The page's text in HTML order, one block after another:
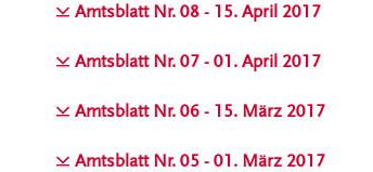
Amtsblatt Nr. 08 - 15. April 2017
Amtsblatt Nr. 07 - 01. April 2017
Amtsblatt Nr. 06 - 15. März 2017
Amtsblatt Nr. 05 - 01. März 2017